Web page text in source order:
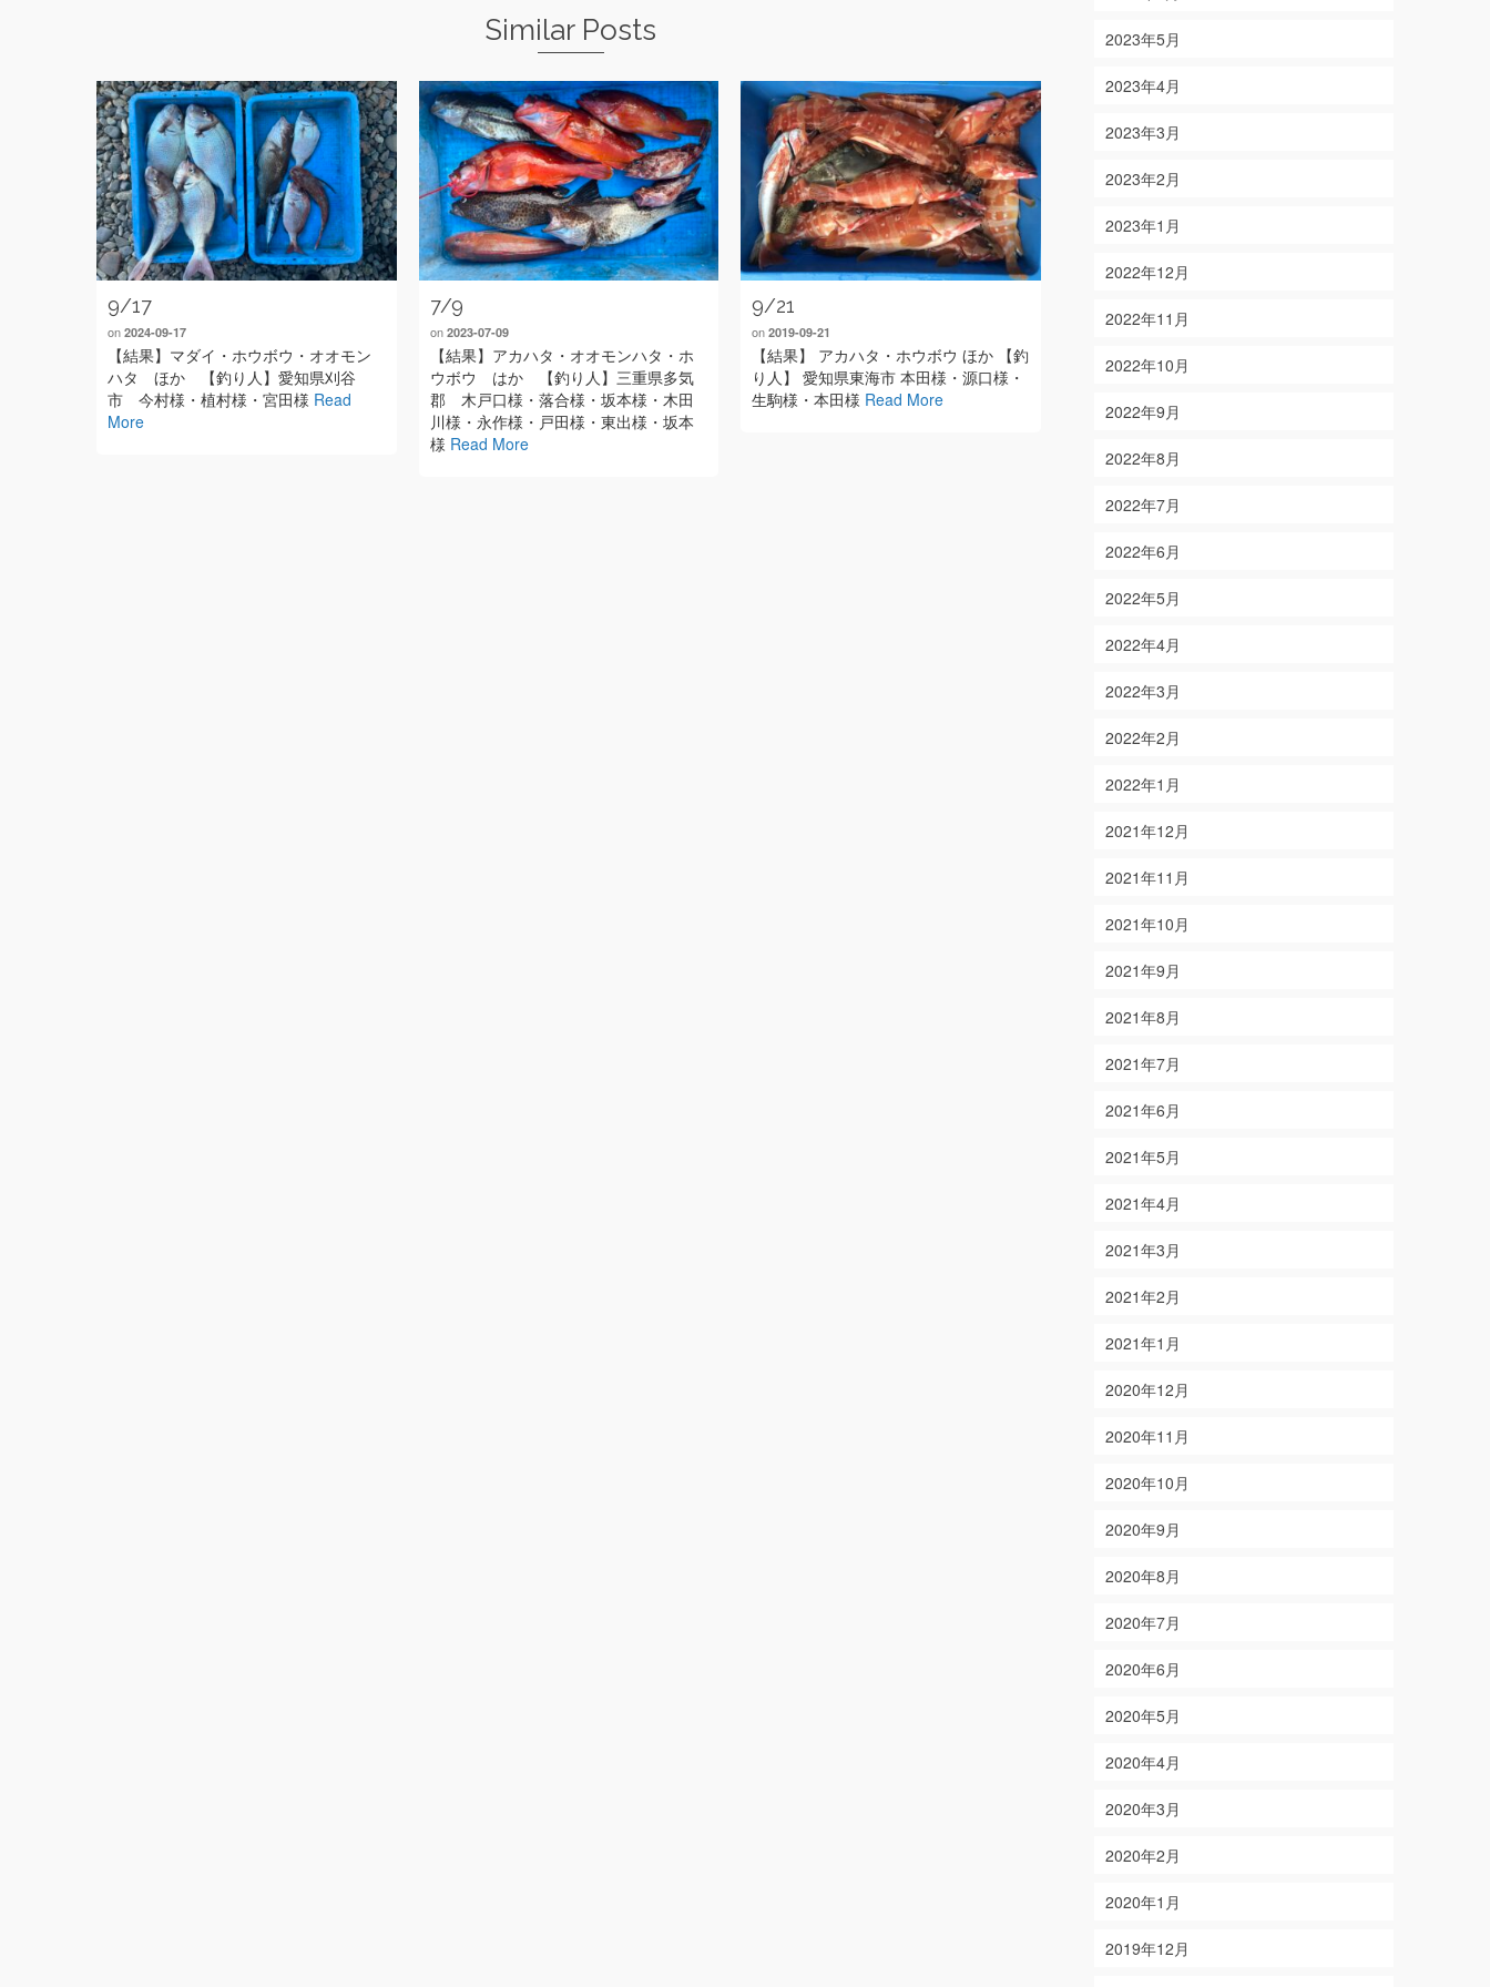
Similar Posts
9/17
on 2024-09-17
【結果】マダイ・ホウボウ・オオモン
ハタ ほか 【釣り人】愛知県刈谷
市 今村様・植村様・宮田様 Read
More
7/9
on 2023-07-09
【結果】アカハタ・オオモンハタ・ホ
ウボウ はか 【釣り人】三重県多気
郡 木戸口様・落合様・坂本様・木田
川様・永作様・戸田様・東出様・坂本
様 Read More
9/21
on2019-09-21
【結果】 アカハタ・ホウボウ ほか 【釣
り人】 愛知県東海市 本田様・源口様・
生駒様・本田様 Read More
2026-04-27
【結果】ワラサ・オオモンハタ 【釣
り人】愛知県名古屋市 加藤様ご夫
2023年5月
2023年4月
2023年3月
2023年2月
2023年1月
2022年12月
2022年11月
2022年10月
2022年9月
2022年8月
2022年7月
2022年6月
2022年5月
2022年4月
2022年3月
2022年2月
2022年1月
2021年12月
2021年11月
2021年10月
2021年9月
2021年8月
2021年7月
2021年6月
2021年5月
2021年4月
2021年3月
2021年2月
2021年1月
2020年12月
2020年11月
2020年10月
2020年9月
2020年8月
2020年7月
2020年6月
2020年5月
2020年4月
2020年3月
2020年2月
2020年1月
2019年12月